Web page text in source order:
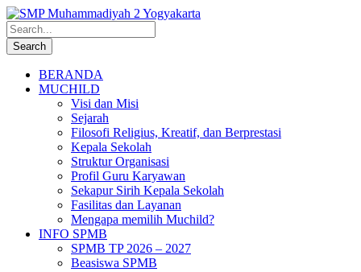
BERANDA
MUCHILD
Visi dan Misi
Sejarah
Filosofi Religius, Kreatif, dan Berprestasi
Kepala Sekolah
Struktur Organisasi
Profil Guru Karyawan
Sekapur Sirih Kepala Sekolah
Fasilitas dan Layanan
Mengapa memilih Muchild?
INFO SPMB
SPMB TP 2026 – 2027
Beasiswa SPMB